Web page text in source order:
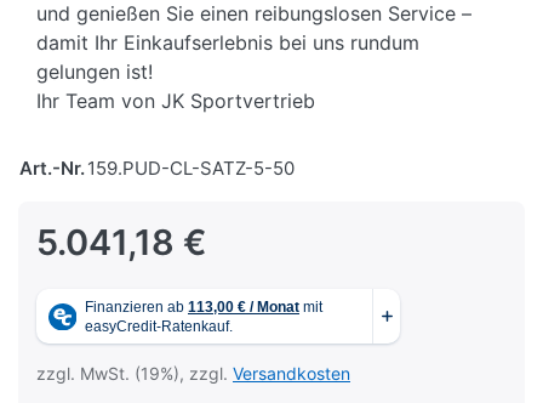
und genießen Sie einen reibungslosen Service –
damit Ihr Einkaufserlebnis bei uns rundum
gelungen ist!
Ihr Team von JK Sportvertrieb
Art.-Nr.159.PUD-CL-SATZ-5-50
5.041,18 €
zzgl. MwSt. (19%), zzgl. Versandkosten